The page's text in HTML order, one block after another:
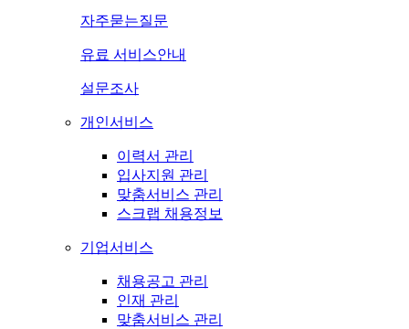
자주묻는질문
유료 서비스안내
설문조사
개인서비스
이력서 관리
입사지원 관리
맞춤서비스 관리
스크랩 채용정보
기업서비스
채용공고 관리
인재 관리
맞춤서비스 관리